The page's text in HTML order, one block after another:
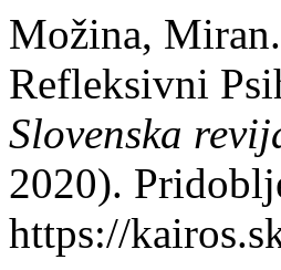
Možina,
Refleksivni
Slovenska
2020).
https://